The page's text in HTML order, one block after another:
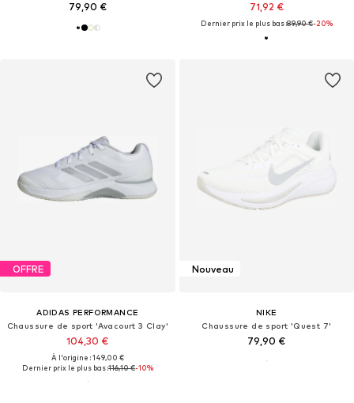
79,90 € 71,92 €
Dernier prix le plus bas :89,90 €-20%
OFFRE
ADIDAS PERFORMANCE
Chaussure de sport 'Avacourt 3 Clay'
104,30 €
À l'origine : 149,00 €
Dernier prix le plus bas :116,10 €-10%
Nouveau
NIKE
Chaussure de sport 'Quest 7'
79,90 €